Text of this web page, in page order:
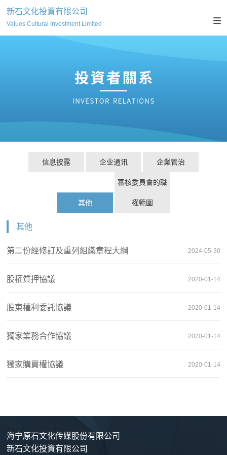
新石文化投資有限公司
Values Cultural Investment Limited
信息披露 企业通讯 企業管治
其他
審核委員會的職
權範圍
其他
第二份經修訂及重列組織章程大綱 2024-05-30
股權質押協議 2020-01-14
股東權利委託協議 2020-01-14
獨家業務合作協議 2020-01-14
獨家購買權協議 2020-01-14
海宁原石文化传媒股份有限公司
新石文化投資有限公司